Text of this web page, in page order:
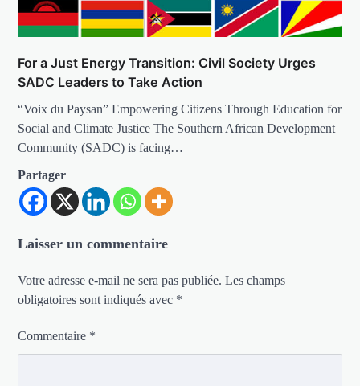
For a Just Energy Transition: Civil Society Urges
SADC Leaders to Take Action
“Voix du Paysan” Empowering Citizens Through Education for
Social and Climate Justice The Southern African Development
Community (SADC) is facing…
Partager
Laisser un commentaire
Votre adresse e-mail ne sera pas publiée. Les champs
obligatoires sont indiqués avec *
Commentaire *